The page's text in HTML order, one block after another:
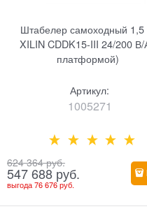
Штабелер самоходный 1,5
XILIN CDDK15-III 24/200 В/
платформой)
Артикул:
1005271
624 364 руб.
547 688 руб.
выгода76 676 руб.